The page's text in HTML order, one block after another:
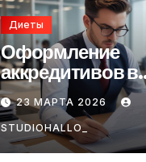
Диеты
Оформление
аккредитивов в
международной
торговле
23 МАРТА 2026
STUDIOHALLO_